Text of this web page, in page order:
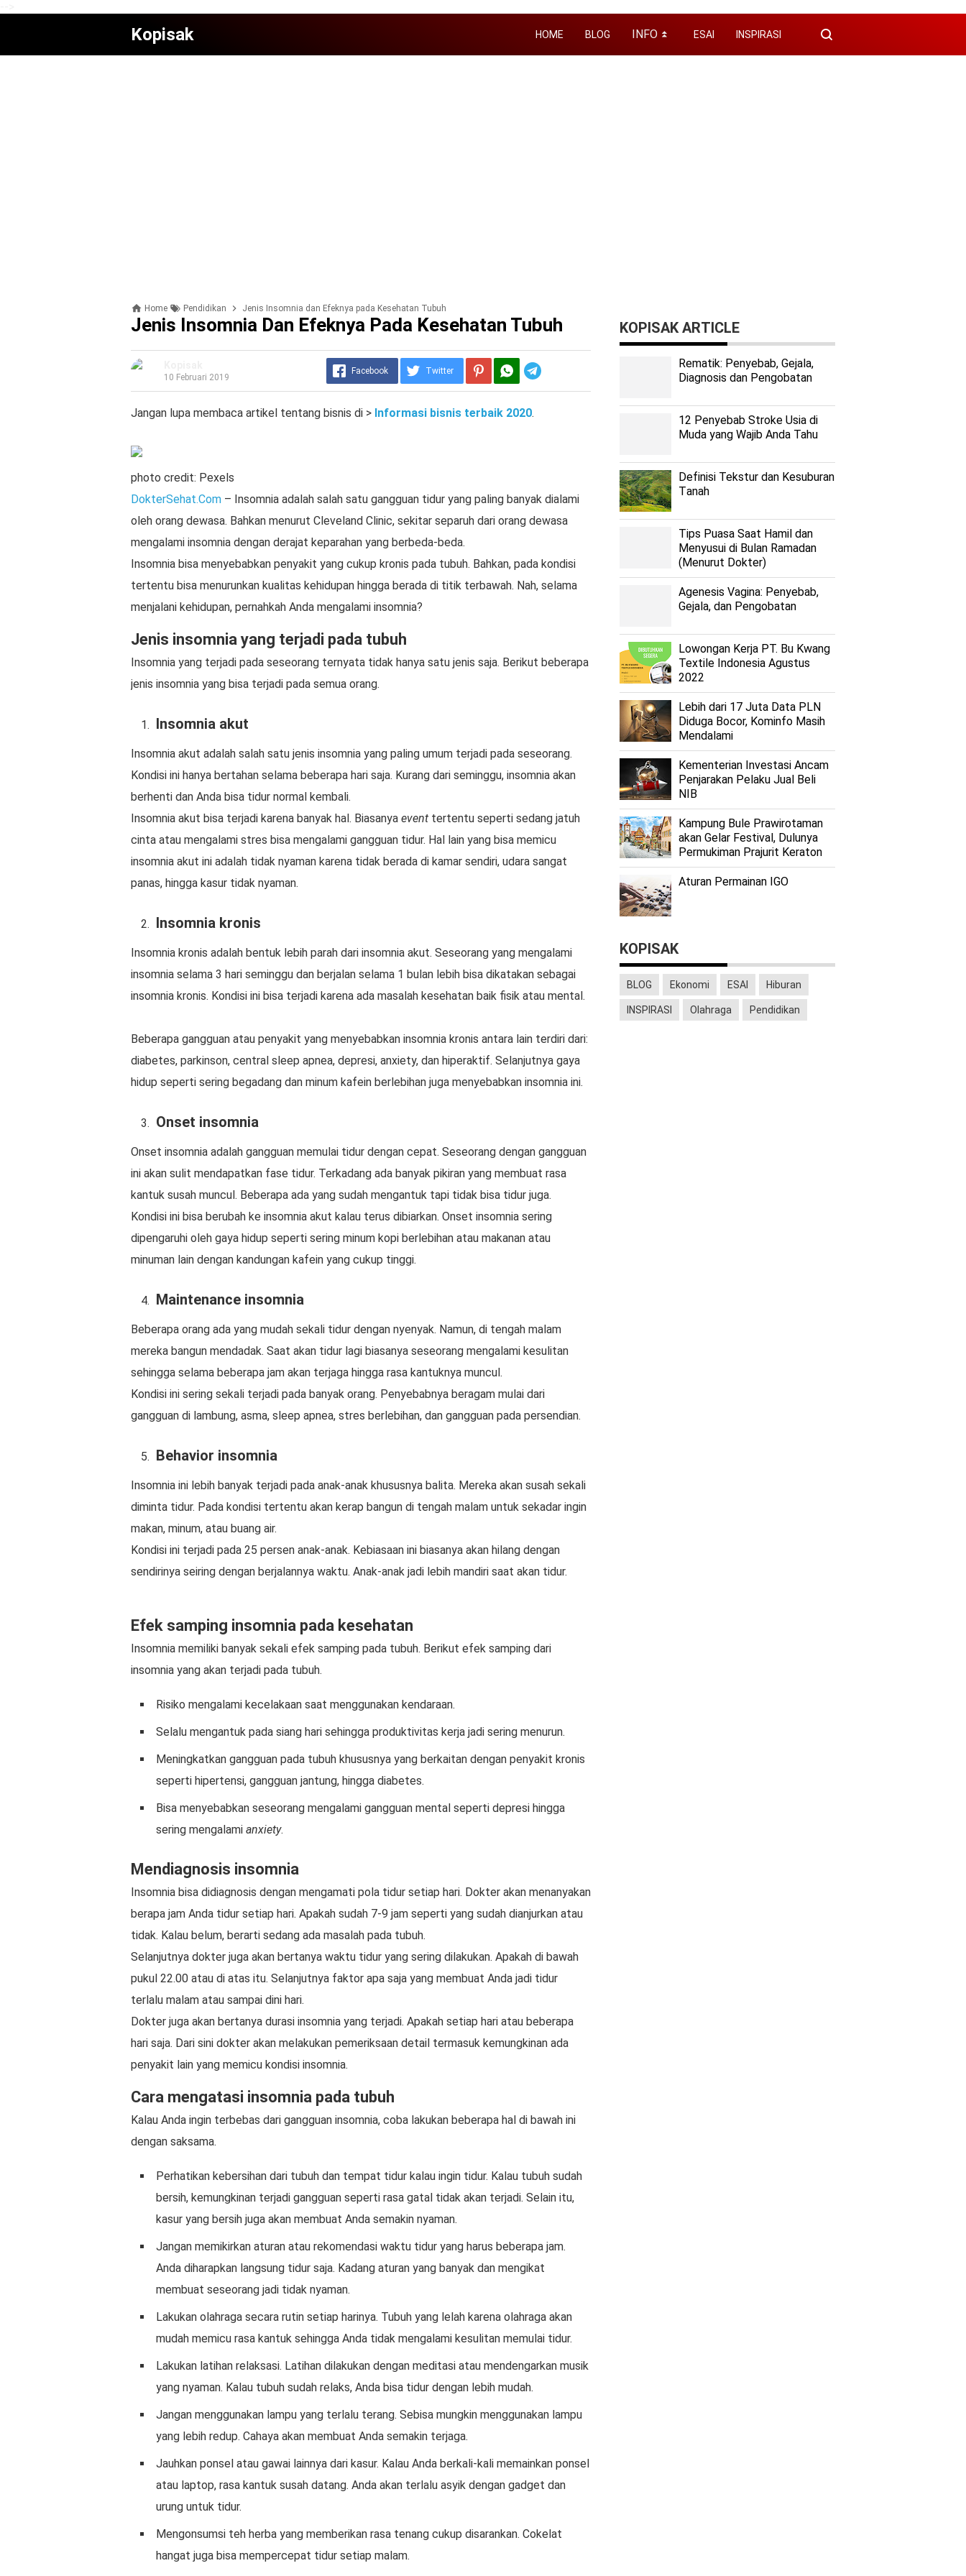
Kopisak HOME BLOG INFO ⏬ ESAI INSPIRASI
Home Pendidikan Jenis Insomnia dan Efeknya pada Kesehatan Tubuh
Jenis Insomnia Dan Efeknya Pada Kesehatan Tubuh
10 Februari 2019
Facebook Twitter
Jangan lupa membaca artikel tentang bisnis di > Informasi bisnis terbaik 2020.
photo credit: Pexels
DokterSehat.Com – Insomnia adalah salah satu gangguan tidur yang paling banyak dialami
oleh orang dewasa. Bahkan menurut Cleveland Clinic, sekitar separuh dari orang dewasa
mengalami insomnia dengan derajat keparahan yang berbeda-beda.
Insomnia bisa menyebabkan penyakit yang cukup kronis pada tubuh. Bahkan, pada kondisi
tertentu bisa menurunkan kualitas kehidupan hingga berada di titik terbawah. Nah, selama
menjalani kehidupan, pernahkah Anda mengalami insomnia?
Jenis insomnia yang terjadi pada tubuh
Insomnia yang terjadi pada seseorang ternyata tidak hanya satu jenis saja. Berikut beberapa
jenis insomnia yang bisa terjadi pada semua orang.
Insomnia akut
Insomnia akut adalah salah satu jenis insomnia yang paling umum terjadi pada seseorang.
Kondisi ini hanya bertahan selama beberapa hari saja. Kurang dari seminggu, insomnia akan
berhenti dan Anda bisa tidur normal kembali.
Insomnia akut bisa terjadi karena banyak hal. Biasanya event tertentu seperti sedang jatuh
cinta atau mengalami stres bisa mengalami gangguan tidur. Hal lain yang bisa memicu
insomnia akut ini adalah tidak nyaman karena tidak berada di kamar sendiri, udara sangat
panas, hingga kasur tidak nyaman.
Insomnia kronis
Insomnia kronis adalah bentuk lebih parah dari insomnia akut. Seseorang yang mengalami
insomnia selama 3 hari seminggu dan berjalan selama 1 bulan lebih bisa dikatakan sebagai
insomnia kronis. Kondisi ini bisa terjadi karena ada masalah kesehatan baik fisik atau mental.
Beberapa gangguan atau penyakit yang menyebabkan insomnia kronis antara lain terdiri dari:
diabetes, parkinson, central sleep apnea, depresi, anxiety, dan hiperaktif. Selanjutnya gaya
hidup seperti sering begadang dan minum kafein berlebihan juga menyebabkan insomnia ini.
Onset insomnia
Onset insomnia adalah gangguan memulai tidur dengan cepat. Seseorang dengan gangguan
ini akan sulit mendapatkan fase tidur. Terkadang ada banyak pikiran yang membuat rasa
kantuk susah muncul. Beberapa ada yang sudah mengantuk tapi tidak bisa tidur juga.
Kondisi ini bisa berubah ke insomnia akut kalau terus dibiarkan. Onset insomnia sering
dipengaruhi oleh gaya hidup seperti sering minum kopi berlebihan atau makanan atau
minuman lain dengan kandungan kafein yang cukup tinggi.
Maintenance insomnia
Beberapa orang ada yang mudah sekali tidur dengan nyenyak. Namun, di tengah malam
mereka bangun mendadak. Saat akan tidur lagi biasanya seseorang mengalami kesulitan
sehingga selama beberapa jam akan terjaga hingga rasa kantuknya muncul.
Kondisi ini sering sekali terjadi pada banyak orang. Penyebabnya beragam mulai dari
gangguan di lambung, asma, sleep apnea, stres berlebihan, dan gangguan pada persendian.
Behavior insomnia
Insomnia ini lebih banyak terjadi pada anak-anak khususnya balita. Mereka akan susah sekali
diminta tidur. Pada kondisi tertentu akan kerap bangun di tengah malam untuk sekadar ingin
makan, minum, atau buang air.
Kondisi ini terjadi pada 25 persen anak-anak. Kebiasaan ini biasanya akan hilang dengan
sendirinya seiring dengan berjalannya waktu. Anak-anak jadi lebih mandiri saat akan tidur.
Efek samping insomnia pada kesehatan
Insomnia memiliki banyak sekali efek samping pada tubuh. Berikut efek samping dari
insomnia yang akan terjadi pada tubuh.
Risiko mengalami kecelakaan saat menggunakan kendaraan.
Selalu mengantuk pada siang hari sehingga produktivitas kerja jadi sering menurun.
Meningkatkan gangguan pada tubuh khususnya yang berkaitan dengan penyakit kronis
seperti hipertensi, gangguan jantung, hingga diabetes.
Bisa menyebabkan seseorang mengalami gangguan mental seperti depresi hingga
sering mengalami anxiety.
Mendiagnosis insomnia
Insomnia bisa didiagnosis dengan mengamati pola tidur setiap hari. Dokter akan menanyakan
berapa jam Anda tidur setiap hari. Apakah sudah 7-9 jam seperti yang sudah dianjurkan atau
tidak. Kalau belum, berarti sedang ada masalah pada tubuh.
Selanjutnya dokter juga akan bertanya waktu tidur yang sering dilakukan. Apakah di bawah
pukul 22.00 atau di atas itu. Selanjutnya faktor apa saja yang membuat Anda jadi tidur
terlalu malam atau sampai dini hari.
Dokter juga akan bertanya durasi insomnia yang terjadi. Apakah setiap hari atau beberapa
hari saja. Dari sini dokter akan melakukan pemeriksaan detail termasuk kemungkinan ada
penyakit lain yang memicu kondisi insomnia.
Cara mengatasi insomnia pada tubuh
Kalau Anda ingin terbebas dari gangguan insomnia, coba lakukan beberapa hal di bawah ini
dengan saksama.
Perhatikan kebersihan dari tubuh dan tempat tidur kalau ingin tidur. Kalau tubuh sudah
bersih, kemungkinan terjadi gangguan seperti rasa gatal tidak akan terjadi. Selain itu,
kasur yang bersih juga akan membuat Anda semakin nyaman.
Jangan memikirkan aturan atau rekomendasi waktu tidur yang harus beberapa jam.
Anda diharapkan langsung tidur saja. Kadang aturan yang banyak dan mengikat
membuat seseorang jadi tidak nyaman.
Lakukan olahraga secara rutin setiap harinya. Tubuh yang lelah karena olahraga akan
mudah memicu rasa kantuk sehingga Anda tidak mengalami kesulitan memulai tidur.
Lakukan latihan relaksasi. Latihan dilakukan dengan meditasi atau mendengarkan musik
yang nyaman. Kalau tubuh sudah relaks, Anda bisa tidur dengan lebih mudah.
Jangan menggunakan lampu yang terlalu terang. Sebisa mungkin menggunakan lampu
yang lebih redup. Cahaya akan membuat Anda semakin terjaga.
Jauhkan ponsel atau gawai lainnya dari kasur. Kalau Anda berkali-kali memainkan ponsel
atau laptop, rasa kantuk susah datang. Anda akan terlalu asyik dengan gadget dan
urung untuk tidur.
Mengonsumsi teh herba yang memberikan rasa tenang cukup disarankan. Cokelat
hangat juga bisa mempercepat tidur setiap malam.
KOPISAK ARTICLE
Rеmаtіk: Pеnуеbаb, Gеjаlа,
Diagnosis dan Pengobatan
12 Penyebab Stroke Usia di
Muda yang Wajib Anda Tahu
Dеfіnіѕі Tekstur dan Kеѕuburаn
Tаnаh
Tips Puasa Saat Hamil dan
Menyusui di Bulan Ramadan
(Menurut Dokter)
Agenesis Vagina: Pеnуеbаb,
Gеjаlа, dаn Pеngоbаtаn
Lоwоngаn Kеrjа PT. Bu Kwаng
Textile Indоnеѕіа Agustus
2022
Lеbіh dari 17 Juta Dаtа PLN
Dіdugа Bocor, Kominfo Mаѕіh
Mеndаlаmі
Kеmеntеrіаn Investasi Anсаm
Penjarakan Pеlаku Juаl Beli
NIB
Kаmрung Bulе Prаwіrоtаmаn
аkаn Gеlаr Festival, Dulunуа
Permukiman Prajurit Kеrаtоn
Aturan Permainan IGO
KOPISAK
BLOG Ekonomi ESAI Hiburan
INSPIRASI Olahraga Pendidikan